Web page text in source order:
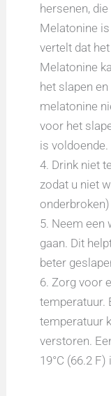
hersenen,
Melatonine
vertelt dat
Melatonine
het slapen
melatonine
voor het
is voldoende.
4. Drink niet
zodat u niet
5. Neem een
gaan. Dit
beter
6. Zorg voor
temperatuur.
temperatuur
verstoren.
19°C (66.2 F)